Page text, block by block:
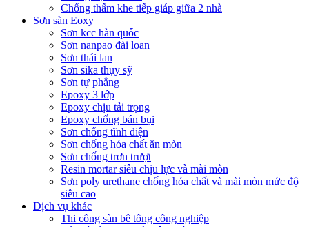
Chống thấm khe tiếp giáp giữa 2 nhà
Sơn sàn Eoxy
Sơn kcc hàn quốc
Sơn nanpao đài loan
Sơn thái lan
Sơn sika thụy sỹ
Sơn tự phẳng
Epoxy 3 lớp
Epoxy chịu tải trọng
Epoxy chống bán bụi
Sơn chống tĩnh điện
Sơn chống hóa chất ăn mòn
Sơn chống trơn trượt
Resin mortar siêu chịu lực và mài mòn
Sơn poly urethane chống hóa chất và mài mòn mức độ
siêu cao
Dịch vụ khác
Thi công sàn bê tông công nghiệp